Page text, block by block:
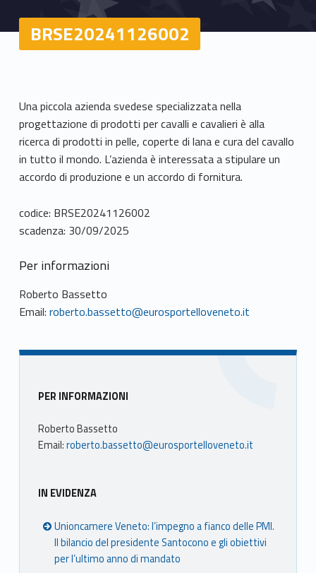
BRSE20241126002
Una piccola azienda svedese specializzata nella
progettazione di prodotti per cavalli e cavalieri è alla
ricerca di prodotti in pelle, coperte di lana e cura del cavallo
in tutto il mondo. L’azienda è interessata a stipulare un
accordo di produzione e un accordo di fornitura.
codice: BRSE20241126002
scadenza: 30/09/2025
Per informazioni
Roberto Bassetto
Email: roberto.bassetto@eurosportelloveneto.it
Sidebar
PER INFORMAZIONI
Roberto Bassetto
Email:roberto.bassetto@eurosportelloveneto.it
IN EVIDENZA
Unioncamere Veneto: l’impegno a fianco delle PMI.
Il bilancio del presidente Santocono e gli obiettivi
per l’ultimo anno di mandato